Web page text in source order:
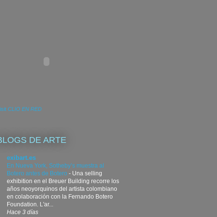
CLIO EN RED
DE ARTE
exibart.es
En Nueva York, Sotheby’s muestra al
Botero antes de Botero - Una selling
exhibition en el Breuer Building recorre los
años neoyorquinos del artista colombiano
en colaboración con la Fernando Botero
Foundation. L'ar...
Hace 3 días